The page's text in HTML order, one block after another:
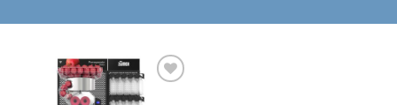
Lägg till i